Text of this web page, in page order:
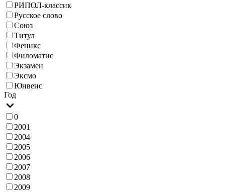
РИПОЛ-классик
Русское слово
Союз
Титул
Феникс
Филоматис
Экзамен
Эксмо
Юнвенс
Год
0
2001
2004
2005
2006
2007
2008
2009